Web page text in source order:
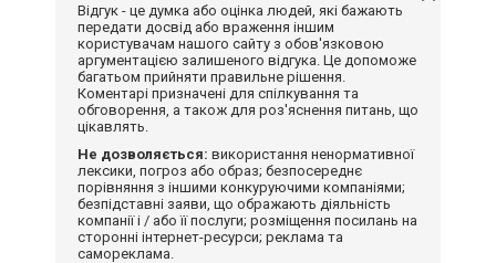
Відгук - це думка або оцінка людей, які бажають
передати досвід або враження іншим
користувачам нашого сайту з обов'язковою
аргументацією залишеного відгука. Це допоможе
багатьом прийняти правильне рішення.
Коментарі призначені для спілкування та
обговорення, а також для роз'яснення питань, що
цікавлять.
Не дозволяється: використання ненормативної
лексики, погроз або образ; безпосереднє
порівняння з іншими конкуруючими компаніями;
безпідставні заяви, що ображають діяльність
компанії і / або її послуги; розміщення посилань на
сторонні інтернет-ресурси; реклама та
самореклама.